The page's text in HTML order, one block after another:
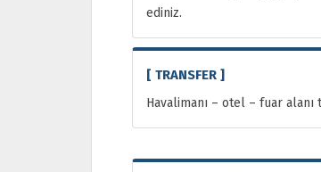
ediniz.
[ TRANSFER ]
Havalimanı – otel – fuar